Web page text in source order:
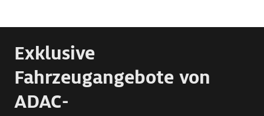
Exklusive
Fahrzeugangebote von
ADAC-